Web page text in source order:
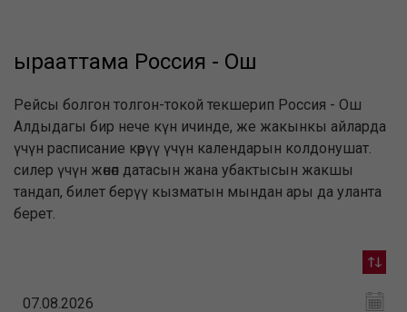
ырааттама Россия - Ош
Рейсы болгон толгон-токой текшерип Россия - Ош
Алдыдагы бир нече күн ичинде, же жакынкы айларда
үчүн расписание көрүү үчүн календарын колдонушат.
силер үчүн жөнөп датасын жана убактысын жакшы
тандап, билет берүү кызматын мындан ары да уланта
берет.